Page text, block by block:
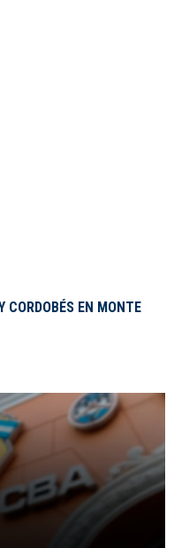
CORDOBÉS EN MONTE